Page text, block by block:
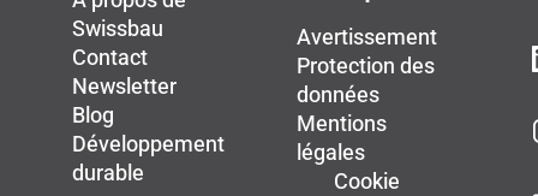
Swissbau
Contact
Newsletter
Blog
Développement
durable
Avertissement
Protection des
données
Mentions
légales
Cookie